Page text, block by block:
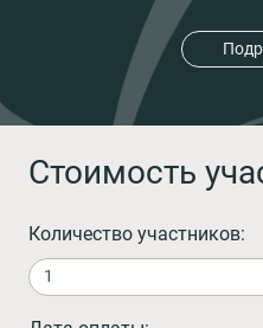
Стоимость
Количество участников: